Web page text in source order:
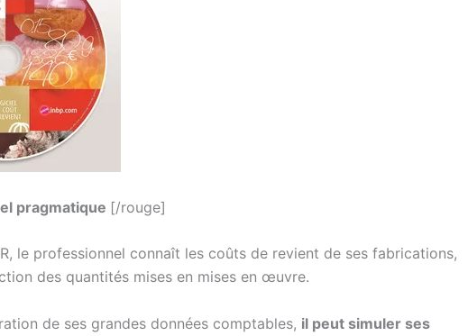
pragmatique [/rouge]
le professionnel connaît les coûts de revient de ses fabrications,
des quantités mises en mises en œuvre.
de ses grandes données comptables, il peut simuler ses